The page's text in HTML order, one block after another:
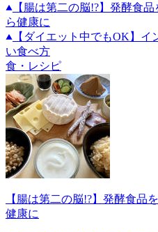
【腸は第二の脳!?】発酵食
ら健康に
【ダイエット中でもOK】
い食べ方
食・レシピ
【腸は第二の脳!?】発酵食品
健康に